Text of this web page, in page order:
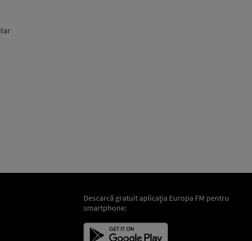
Descarcă gratuit aplicaţia Europa FM pentru
smartphone: